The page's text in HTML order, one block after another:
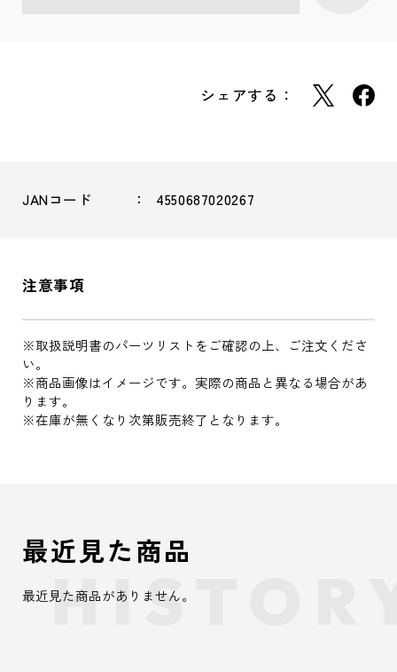
シェアする：
JANコード 4550687020267
注意事項
※取扱説明書のパーツリストをご確認の上、ご注文くださ
い。
※商品画像はイメージです。実際の商品と異なる場合があ
ります。
※在庫が無くなり次第販売終了となります。
最近見た商品
最近見た商品がありません。